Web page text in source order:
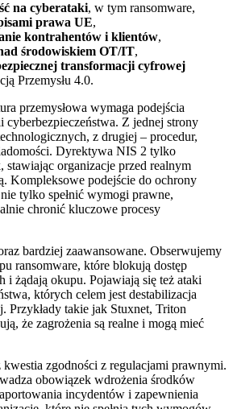
na cyberataki, w tym ransomware,
prawa UE,
kontrahentów i klientów,
środowiskiem OT/IT,
transformacji cyfrowej
Przemysłu 4.0.
przemysłowa wymaga podejścia
cyberbezpieczeństwa. Z jednej strony
z drugiej – procedur,
Dyrektywa NIS 2 tylko
stawiając organizacje przed realnym
Kompleksowe podejście do ochrony
tylko spełnić wymogi prawne,
chronić kluczowe procesy
bardziej zaawansowane. Obserwujemy
ransomware, które blokują dostęp
i żądają okupu. Pojawiają się też ataki
których celem jest destabilizacja
Przykłady takie jak Stuxnet, Triton
że zagrożenia są realne i mogą mieć
zgodności z regulacjami prawnymi.
obowiązek wdrożenia środków
incydentów i zapewnienia